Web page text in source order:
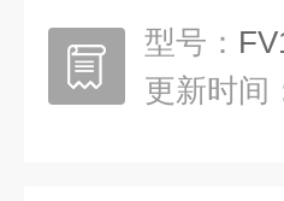
型号：
更新时间